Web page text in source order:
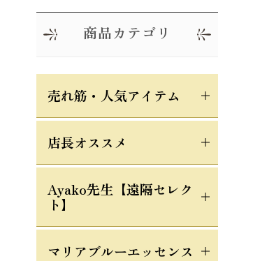
商品カテゴリ
売れ筋・人気アイテム
店長オススメ
Ayako先生【遠隔セレク
ト】
マリアブルーエッセンス